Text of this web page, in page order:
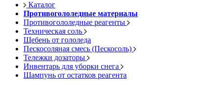
Каталог
Противогололедные материалы
Противогололедные реагенты
Техническая соль
Щебень от гололеда
Пескосоляная смесь (Пескосоль)
Тележки дозаторы
Инвентарь для уборки снега
Шампунь от остатков реагента